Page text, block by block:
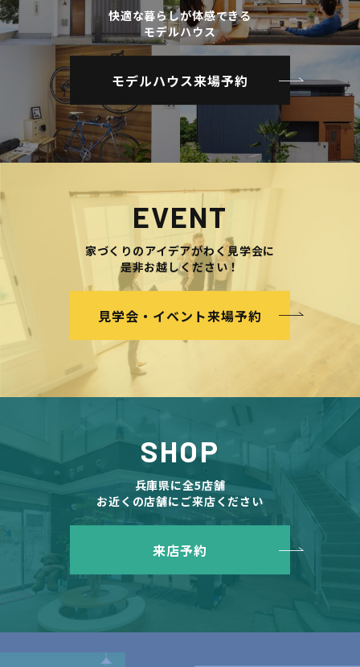
快適な暮らしが体感できる
モデルハウス
モデルハウス来場予約
EVENT
家づくりのアイデアがわく見学会に
是非お越しください！
見学会・イベント来場予約
SHOP
兵庫県に全5店舗
お近くの店舗にご来店ください
来店予約